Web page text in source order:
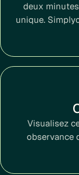
deux
unique.
Visualisez
observance